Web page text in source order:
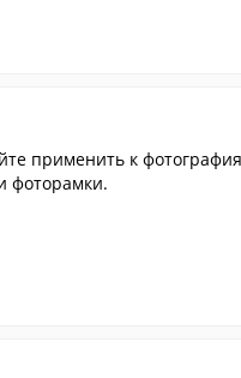
применить к
фоторамки.